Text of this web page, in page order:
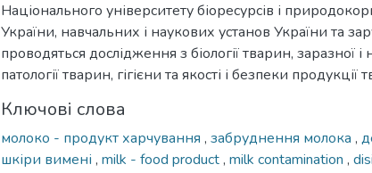
Національного університету біоресурсів і
України, навчальних і наукових установ України та
проводяться дослідження з біології тварин, заразної і
патології тварин, гігієни та якості і безпеки
Ключові слова
молоко - продукт харчування , забруднення молока ,
шкіри вимені , milk - food product, milk contamination ,